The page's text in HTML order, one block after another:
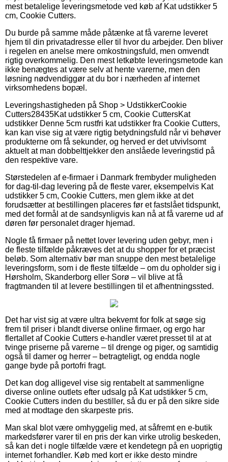
mest betalelige leveringsmetode ved køb af Kat udstikker 5
cm, Cookie Cutters.
Du burde på samme måde påtænke at få varerne leveret
hjem til din privatadresse eller til hvor du arbejder. Den bliver
i regelen en anelse mere omkostningsfuld, men omvendt
rigtig overkommelig. Den mest letkøbte leveringsmetode kan
ikke benægtes at være selv at hente varerne, men den
løsning nødvendiggør at du bor i nærheden af internet
virksomhedens bopæl.
Leveringshastigheden på Shop > UdstikkerCookie
Cutters28435Kat udstikker 5 cm, Cookie CuttersKat
udstikker Denne 5cm rustfri kat udstikker fra Cookie Cutters,
kan kan vise sig at være rigtig betydningsfuld når vi behøver
produkterne om få sekunder, og herved er det utvivlsomt
aktuelt at man dobbelttjekker den anslåede leveringstid på
den respektive vare.
Størstedelen af e-firmaer i Danmark frembyder muligheden
for dag-til-dag levering på de fleste varer, eksempelvis Kat
udstikker 5 cm, Cookie Cutters, men glem ikke at det
forudsætter at bestillingen placeres før et fastslået tidspunkt,
med det formål at de sandsynligvis kan nå at få varerne ud af
døren før personalet drager hjemad.
Nogle få firmaer på nettet lover levering uden gebyr, men i
de fleste tilfælde påkræves det at du shopper for et præcist
beløb. Som alternativ bør man snuppe den mest betalelige
leveringsform, som i de fleste tilfælde – om du opholder sig i
Hørsholm, Skanderborg eller Sorø – vil blive at få
fragtmanden til at levere bestillingen til et afhentningssted.
Det har vist sig at være ultra bekvemt for folk at søge sig
frem til priser i blandt diverse online firmaer, og ergo har
flertallet af Cookie Cutters e-handler været presset til at at
tvinge priserne på varerne – til drenge og piger, og samtidig
også til damer og herrer – betragteligt, og endda nogle
gange byde på portofri fragt.
Det kan dog alligevel vise sig rentabelt at sammenligne
diverse online outlets efter udsalg på Kat udstikker 5 cm,
Cookie Cutters inden du bestiller, så du er på den sikre side
med at modtage den skarpeste pris.
Man skal blot være omhyggelig med, at såfremt en e-butik
markedsfører varer til en pris der kan virke utrolig beskeden,
så kan det i nogle tilfælde være et kendetegn på en uoprigtig
internet forhandler. Køb med kort er ikke desto mindre